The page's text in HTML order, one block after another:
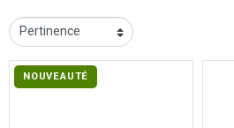
NOUVEAUTÉ